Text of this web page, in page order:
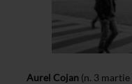
Aurel Cojan (n. 3 martie